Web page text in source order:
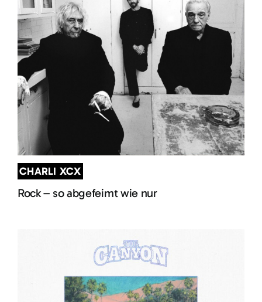
CHARLI XCX
Rock – so abgefeimt wie nur